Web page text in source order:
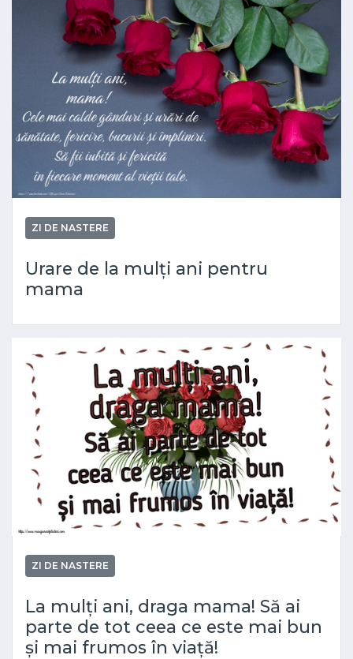
ZI DE NASTERE
Urare de la mulți ani pentru
mama
ZI DE NASTERE
La mulți ani, draga mama! Să ai
parte de tot ceea ce este mai bun
și mai frumos în viață!